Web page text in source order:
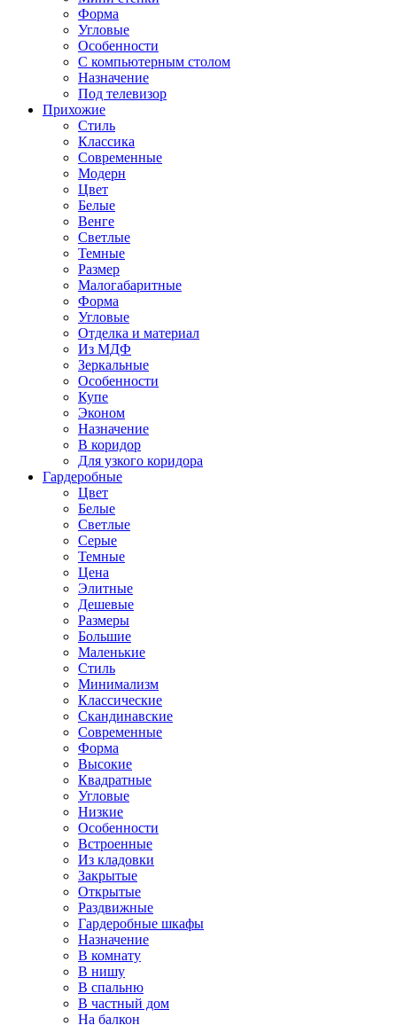
Форма
Угловые
Особенности
С компьютерным столом
Назначение
Под телевизор
Прихожие
Стиль
Классика
Современные
Модерн
Цвет
Белые
Венге
Светлые
Темные
Размер
Малогабаритные
Форма
Угловые
Отделка и материал
Из МДФ
Зеркальные
Особенности
Купе
Эконом
Назначение
В коридор
Для узкого коридора
Гардеробные
Цвет
Белые
Светлые
Серые
Темные
Цена
Элитные
Дешевые
Размеры
Большие
Маленькие
Стиль
Минимализм
Классические
Скандинавские
Современные
Форма
Высокие
Квадратные
Угловые
Низкие
Особенности
Встроенные
Из кладовки
Закрытые
Открытые
Раздвижные
Гардеробные шкафы
Назначение
В комнату
В нишу
В спальню
В частный дом
На балкон